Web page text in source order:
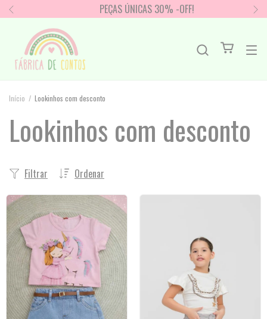
PEÇAS ÚNICAS 30% -OFF!
Início / Lookinhos com desconto
Lookinhos com desconto
Ordenar
Filtrar